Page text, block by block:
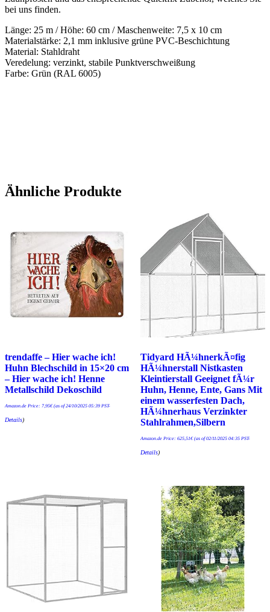
bei uns finden.
Länge: 25 m / Höhe: 60 cm / Maschenweite: 7,5 x 10 cm
Materialstärke: 2,1 mm inklusive grüne PVC-Beschichtung
Material: Stahldraht
Veredelung: verzinkt, stabile Punktverschweißung
Farbe: Grün (RAL 6005)
Ähnliche Produkte
trendaffe – Hier wache ich!
Huhn Blechschild in 15×20 cm
– Hier wache ich! Henne
Metallschild Dekoschild
Amazon.de Price: 7,95€(as of 24/10/2025 05:39 PST-
Details)
Tidyard HÃ¼hnerkÃ¤fig
HÃ¼hnerstall Nistkasten
Kleintierstall Geeignet fÃ¼r
Huhn, Henne, Ente, Gans Mit
einem wasserfesten Dach,
HÃ¼hnerhaus Verzinkter
Stahlrahmen,Silbern
Amazon.de Price: 625,51€(as of 02/11/2025 04:35 PST-
Details)